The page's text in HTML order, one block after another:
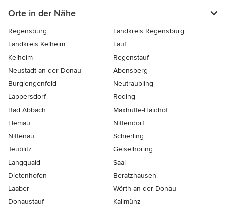
Orte in der Nähe
Regensburg
Landkreis Regensburg
Landkreis Kelheim
Lauf
Kelheim
Regenstauf
Neustadt an der Donau
Abensberg
Burglengenfeld
Neutraubling
Lappersdorf
Roding
Bad Abbach
Maxhütte-Haidhof
Hemau
Nittendorf
Nittenau
Schierling
Teublitz
Geiselhöring
Langquaid
Saal
Dietenhofen
Beratzhausen
Laaber
Wörth an der Donau
Donaustauf
Kallmünz